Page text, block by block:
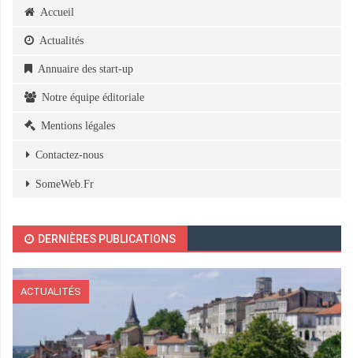
Accueil
Actualités
Annuaire des start-up
Notre équipe éditoriale
Mentions légales
Contactez-nous
SomeWeb.Fr
DERNIÈRES PUBLICATIONS
ACTUALITÉS